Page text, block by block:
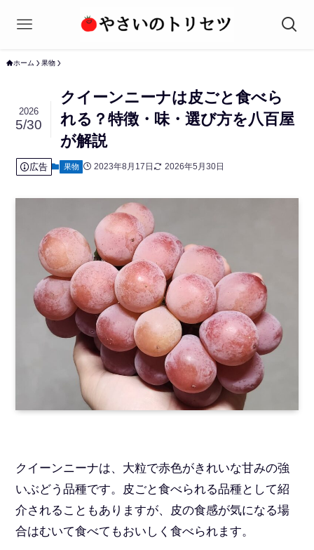
ホーム 果物
クイーンニーナは皮ごと食べら
れる？特徴・味・選び方を八百屋
が解説
2026
5/30
広告 果物 2023年8月17日 2026年5月30日
クイーンニーナは、大粒で赤色がきれいな甘みの強
いぶどう品種です。皮ごと食べられる品種として紹
介されることもありますが、皮の食感が気になる場
合はむいて食べてもおいしく食べられます。